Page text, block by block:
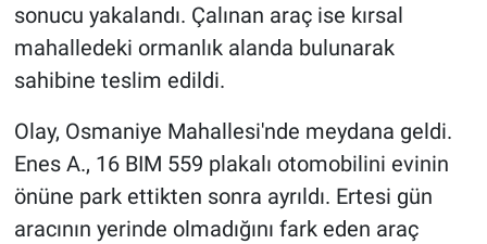
sonucu yakalandı. Çalınan araç ise kırsal
mahalledeki ormanlık alanda bulunarak
sahibine teslim edildi.
Olay, Osmaniye Mahallesi'nde meydana geldi.
Enes A., 16 BIM 559 plakalı otomobilini evinin
önüne park ettikten sonra ayrıldı. Ertesi gün
aracının yerinde olmadığını fark eden araç